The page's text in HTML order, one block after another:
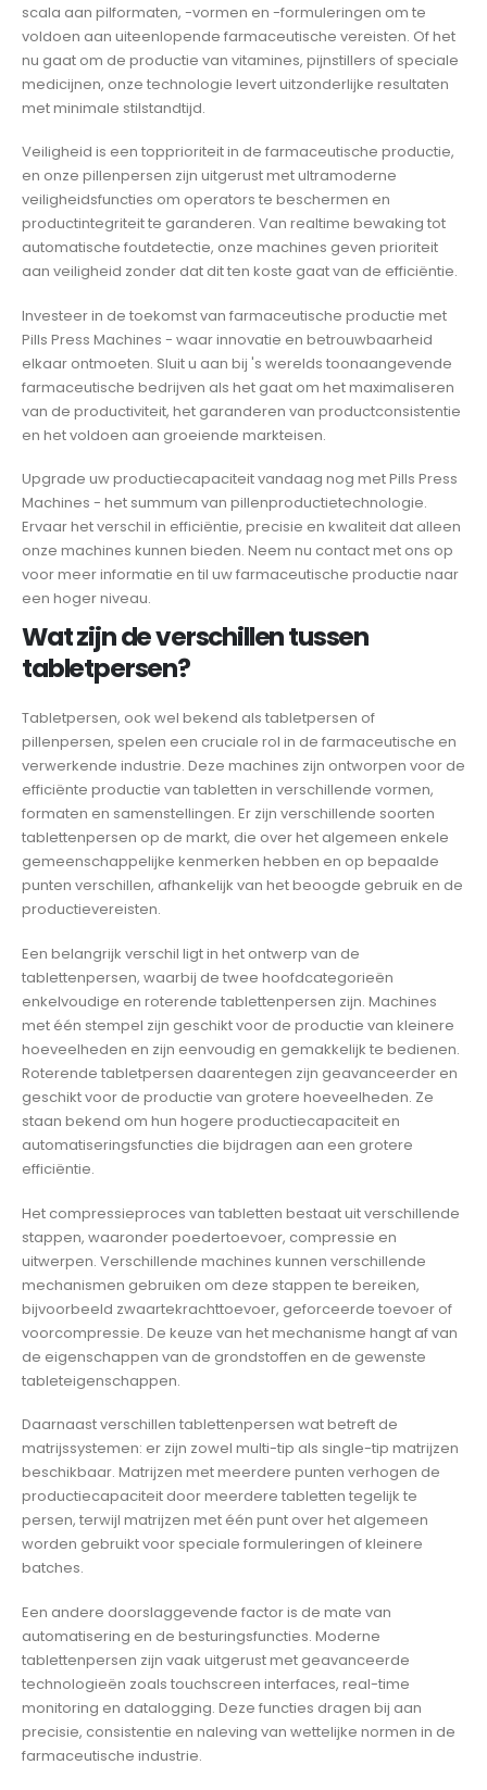
scala aan pilformaten, -vormen en -formuleringen om te
voldoen aan uiteenlopende farmaceutische vereisten. Of het
nu gaat om de productie van vitamines, pijnstillers of speciale
medicijnen, onze technologie levert uitzonderlijke resultaten
met minimale stilstandtijd.
Veiligheid is een topprioriteit in de farmaceutische productie,
en onze pillenpersen zijn uitgerust met ultramoderne
veiligheidsfuncties om operators te beschermen en
productintegriteit te garanderen. Van realtime bewaking tot
automatische foutdetectie, onze machines geven prioriteit
aan veiligheid zonder dat dit ten koste gaat van de efficiëntie.
Investeer in de toekomst van farmaceutische productie met
Pills Press Machines - waar innovatie en betrouwbaarheid
elkaar ontmoeten. Sluit u aan bij 's werelds toonaangevende
farmaceutische bedrijven als het gaat om het maximaliseren
van de productiviteit, het garanderen van productconsistentie
en het voldoen aan groeiende markteisen.
Upgrade uw productiecapaciteit vandaag nog met Pills Press
Machines - het summum van pillenproductietechnologie.
Ervaar het verschil in efficiëntie, precisie en kwaliteit dat alleen
onze machines kunnen bieden. Neem nu contact met ons op
voor meer informatie en til uw farmaceutische productie naar
een hoger niveau.
Wat zijn de verschillen tussen
tabletpersen?
Tabletpersen, ook wel bekend als tabletpersen of
pillenpersen, spelen een cruciale rol in de farmaceutische en
verwerkende industrie. Deze machines zijn ontworpen voor de
efficiënte productie van tabletten in verschillende vormen,
formaten en samenstellingen. Er zijn verschillende soorten
tablettenpersen op de markt, die over het algemeen enkele
gemeenschappelijke kenmerken hebben en op bepaalde
punten verschillen, afhankelijk van het beoogde gebruik en de
productievereisten.
Een belangrijk verschil ligt in het ontwerp van de
tablettenpersen, waarbij de twee hoofdcategorieën
enkelvoudige en roterende tablettenpersen zijn. Machines
met één stempel zijn geschikt voor de productie van kleinere
hoeveelheden en zijn eenvoudig en gemakkelijk te bedienen.
Roterende tabletpersen daarentegen zijn geavanceerder en
geschikt voor de productie van grotere hoeveelheden. Ze
staan bekend om hun hogere productiecapaciteit en
automatiseringsfuncties die bijdragen aan een grotere
efficiëntie.
Het compressieproces van tabletten bestaat uit verschillende
stappen, waaronder poedertoevoer, compressie en
uitwerpen. Verschillende machines kunnen verschillende
mechanismen gebruiken om deze stappen te bereiken,
bijvoorbeeld zwaartekrachttoevoer, geforceerde toevoer of
voorcompressie. De keuze van het mechanisme hangt af van
de eigenschappen van de grondstoffen en de gewenste
tableteigenschappen.
Daarnaast verschillen tablettenpersen wat betreft de
matrijssystemen: er zijn zowel multi-tip als single-tip matrijzen
beschikbaar. Matrijzen met meerdere punten verhogen de
productiecapaciteit door meerdere tabletten tegelijk te
persen, terwijl matrijzen met één punt over het algemeen
worden gebruikt voor speciale formuleringen of kleinere
batches.
Een andere doorslaggevende factor is de mate van
automatisering en de besturingsfuncties. Moderne
tablettenpersen zijn vaak uitgerust met geavanceerde
technologieën zoals touchscreen interfaces, real-time
monitoring en datalogging. Deze functies dragen bij aan
precisie, consistentie en naleving van wettelijke normen in de
farmaceutische industrie.